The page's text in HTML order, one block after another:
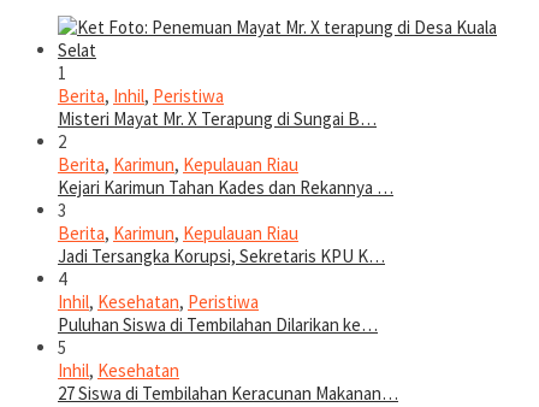
1
Berita, Inhil, Peristiwa
Misteri Mayat Mr. X Terapung di Sungai B…
2
Berita, Karimun, Kepulauan Riau
Kejari Karimun Tahan Kades dan Rekannya …
3
Berita, Karimun, Kepulauan Riau
Jadi Tersangka Korupsi, Sekretaris KPU K…
4
Inhil, Kesehatan, Peristiwa
Puluhan Siswa di Tembilahan Dilarikan ke…
5
Inhil, Kesehatan
27 Siswa di Tembilahan Keracunan Makanan…